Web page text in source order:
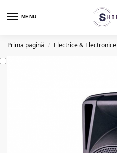
MENU
Prima pagină / Electrice & Electronice